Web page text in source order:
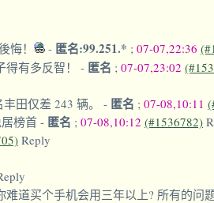
！ - 匿名:99.251.* ; 07-07,22:36
有多反智！ - 匿名 ; 07-07,23:02
田仅差 243 辆。 - 匿名 ; 07-08,10:11
榜首 - 匿名 ; 07-08,10:12 (#1536782)
Reply
道买个手机会用三年以上? 所有的问